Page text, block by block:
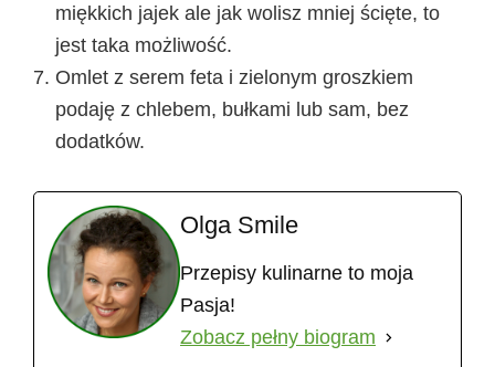
miękkich jajek ale jak wolisz mniej ścięte, to
jest taka możliwość.
Omlet z serem feta i zielonym groszkiem
podaję z chlebem, bułkami lub sam, bez
dodatków.
Olga Smile
Przepisy kulinarne to moja
Pasja!
Zobacz pełny biogram